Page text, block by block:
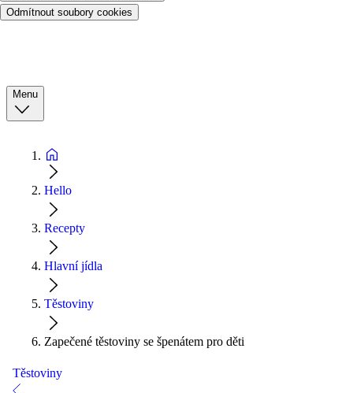
Odmítnout soubory cookies
Menu
Hello
Recepty
Hlavní jídla
Těstoviny
Zapečené těstoviny se špenátem pro děti
Těstoviny